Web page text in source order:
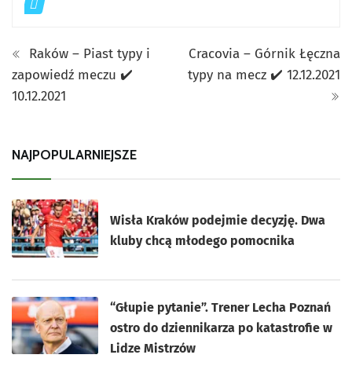
Raków – Piast typy i
zapowiedź meczu ✔️
10.12.2021
Cracovia – Górnik Łęczna
typy na mecz ✔️ 12.12.2021
NAJPOPULARNIEJSZE
Wisła Kraków podejmie decyzję. Dwa
kluby chcą młodego pomocnika
“Głupie pytanie”. Trener Lecha Poznań
ostro do dziennikarza po katastrofie w
Lidze Mistrzów